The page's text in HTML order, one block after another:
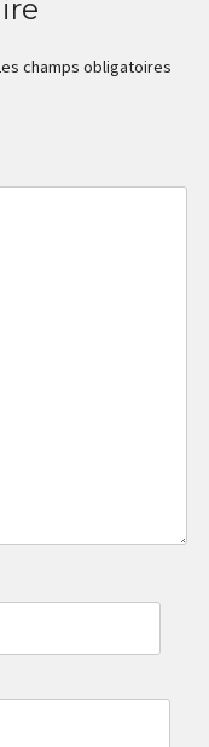
champs obligatoires